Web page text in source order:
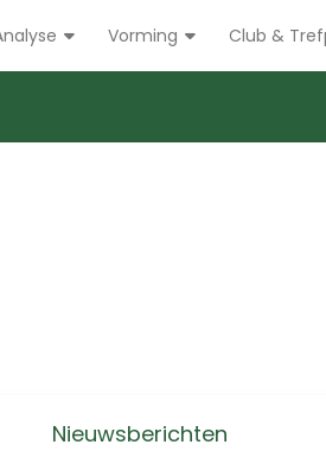
Vorming Club &
Nieuwsberichten